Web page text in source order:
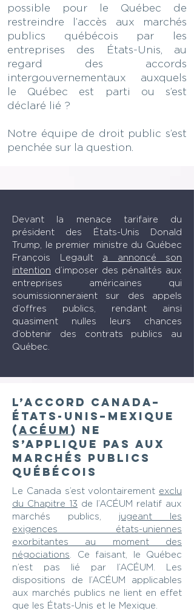
possible pour le Québec de
restreindre l’accès aux marchés
publics québécois par les
entreprises des États-Unis, au
regard des accords
intergouvernementaux auxquels
le Québec est parti ou s’est
déclaré lié ?
Notre équipe de droit public s’est
penchée sur la question.
Devant la menace tarifaire du
président des États-Unis Donald
Trump, le premier ministre du Québec
François Legault a annoncé son
intention d’imposer des pénalités aux
entreprises américaines qui
soumissionneraient sur des appels
d’offres publics, rendant ainsi
quasiment nulles leurs chances
d’obtenir des contrats publics au
Québec.
L’Accord Canada–
États-Unis–Mexique
(ACÉUM ) ne
s’applique pas aux
marchés publics
québécois
Le Canada s’est volontairement exclu
du Chapitre 13 de l’ACÉUM relatif aux
marchés publics, jugeant les
exigences états-uniennes
exorbitantes au moment des
négociations . Ce faisant, le Québec
n’est pas lié par l’ACÉUM. Les
dispositions de l’ACÉUM applicables
aux marchés publics ne lient en effet
que les États-Unis et le Mexique.